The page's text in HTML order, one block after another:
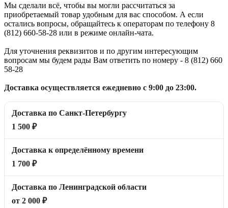
Мы сделали всё, чтобы вы могли рассчитаться за
приобретаемый товар удобным для вас способом. А если
остались вопросы, обращайтесь к операторам по телефону 8
(812) 660-58-28 или в режиме онлайн-чата.
Для уточнения реквизитов и по другим интересующим
вопросам мы будем рады Вам ответить по номеру - 8 (812) 660
58-28
Доставка осуществляется ежедневно с 9:00 до 23:00.
Доставка по Санкт-Петербургу
1 500 ₽
Доставка к определённому времени
1 700 ₽
Доставка по Ленинградской области
от 2 000 ₽